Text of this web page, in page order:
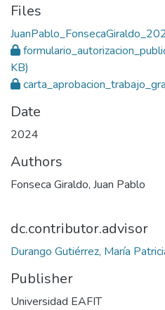
Files
KB)
Date
2024
Authors
Fonseca Giraldo, Juan Pablo
dc.contributor.advisor
Durango Gutiérrez, María
Publisher
Universidad EAFIT